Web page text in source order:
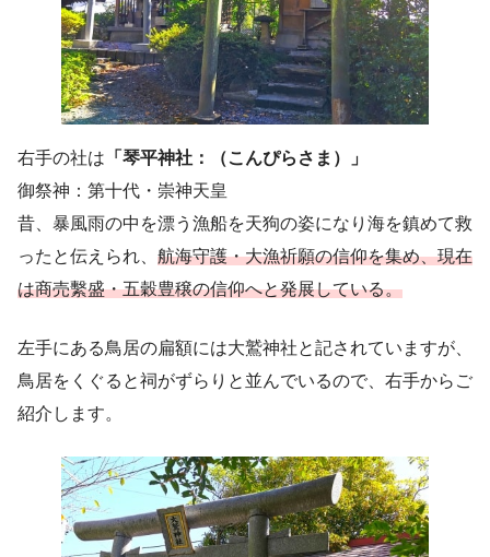
右手の社は 「琴平神社：（こんぴらさま）」
御祭神：第十代・崇神天皇
昔、暴風雨の中を漂う漁船を天狗の姿になり海を鎮めて救
ったと伝えられ、 航海守護・大漁祈願の信仰を集め、現在
は商売繫盛・五穀豊穣の信仰へと発展している。
左手にある鳥居の扁額には大鷲神社と記されていますが、
鳥居をくぐると祠がずらりと並んでいるので、右手からご
紹介します。